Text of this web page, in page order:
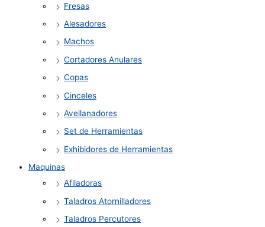
Fresas
Alesadores
Machos
Cortadores Anulares
Copas
Cinceles
Avellanadores
Set de Herramientas
Exhibidores de Herramientas
Maquinas
Afiladoras
Taladros Atornilladores
Taladros Percutores